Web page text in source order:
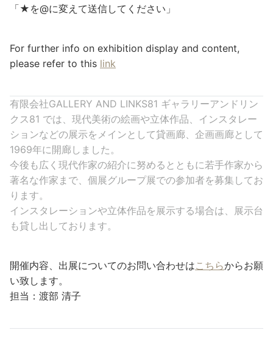
「★を@に変えて送信してください」
For further info on exhibition display and content,
please refer to this link
有限会社GALLERY AND LINKS81 ギャラリーアンドリン
クス81 では、現代美術の絵画や立体作品、インスタレー
ションなどの展示をメインとして貸画廊、企画画廊として
1969年に開廊しました。
今後も広く現代作家の紹介に努めるとともに若手作家から
著名な作家まで、個展グループ展での参加者を募集してお
ります。
インスタレーションや立体作品を展示する場合は、展示台
も貸し出しております。
開催内容、出展についてのお問い合わせはこちらからお願
い致します。
担当：渡部 清子